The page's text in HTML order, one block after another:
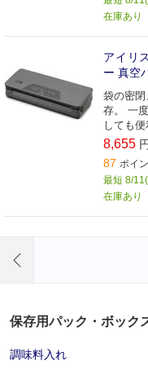
在庫あり
アイリ
ー 真空
袋の密
存。 一
しても便
8,655
87 ポイ
最短 8/
在庫あり
保存用パック・ボック
調味料入れ